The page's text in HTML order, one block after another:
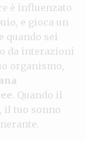
è influenzato
e gioca un
quando sei
da interazioni
organismo,
. Quando il
il tuo sonno